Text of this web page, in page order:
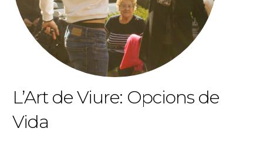
L’Art de Viure: Opcions de
Vida